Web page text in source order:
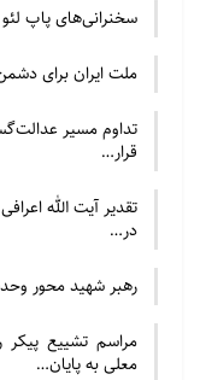
سخنرانی‌های پاپ
ملت ایران برای
تداوم مسیر
قرار…
تقدیر آیت الله
در…
رهبر شهید محور
مراسم تشییع پیکر
معلی به پایان…